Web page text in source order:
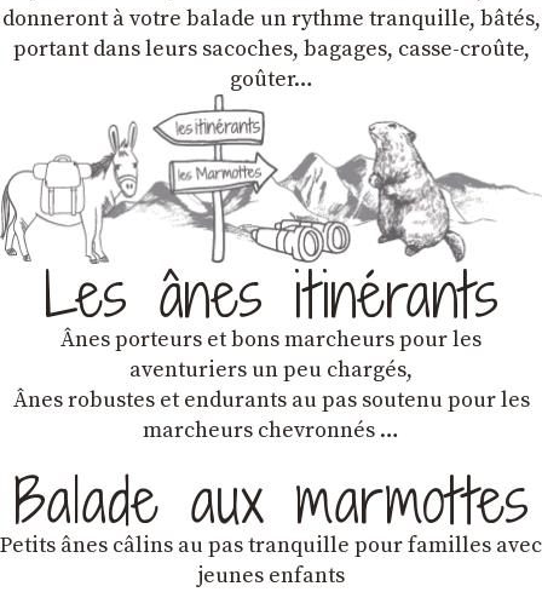
donneront à votre balade un rythme tranquille, bâtés,
portant dans leurs sacoches, bagages, casse-croûte,
goûter…
Les ânes itinérants
Ânes porteurs et bons marcheurs pour les
aventuriers un peu chargés,
Ânes robustes et endurants au pas soutenu pour les
marcheurs chevronnés …
Balade aux marmottes
Petits ânes câlins au pas tranquille pour familles avec
jeunes enfants